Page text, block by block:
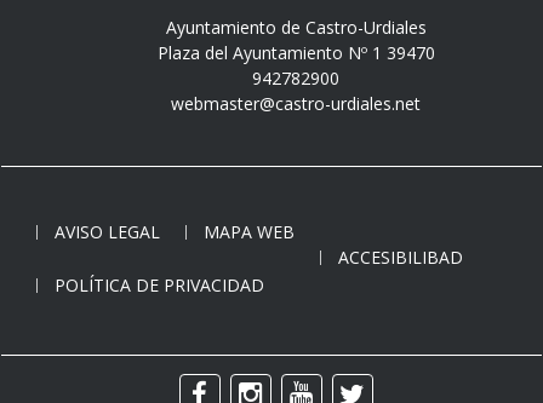
Ayuntamiento de Castro-Urdiales
Plaza del Ayuntamiento Nº 1 39470
942782900
webmaster@castro-urdiales.net
AVISO LEGAL
MAPA WEB
ACCESIBILIBAD
POLÍTICA DE PRIVACIDAD